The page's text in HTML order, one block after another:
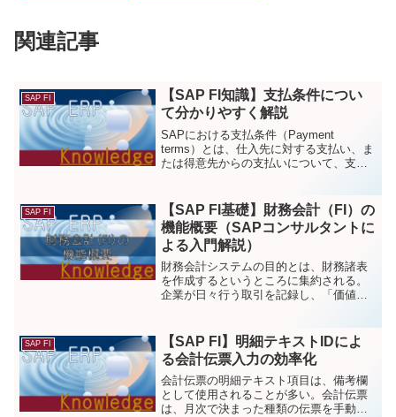
関連記事
SAP FI
【SAP FI知識】支払条件につい
て分かりやすく解説
SAPにおける支払条件（Payment
terms）とは、仕入先に対する支払い、ま
たは得意先からの支払いについて、支払
ごと（あるいは取引ごと）に指定された
支払条件に基づ...
SAP FI
【SAP FI基礎】財務会計（FI）の
機能概要（SAPコンサルタントに
よる入門解説）
財務会計システムの目的とは、財務諸表
を作成するというところに集約される。
企業が日々行う取引を記録し、「価値の
document）」として仕訳を記録する。
SAP FI
【SAP FI】明細テキストIDによ
る会計伝票入力の効率化
会計伝票の明細テキスト項目は、備考欄
として使用されることが多い。会計伝票
は、月次で決まった種類の伝票を手動起